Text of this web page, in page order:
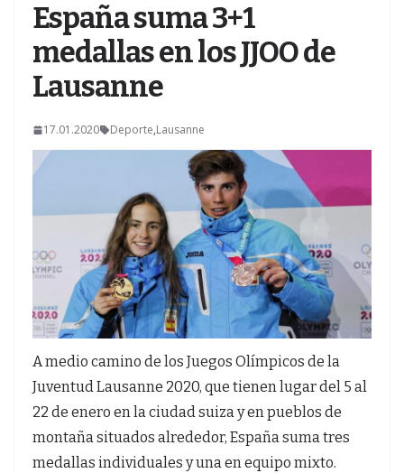
España suma 3+1
medallas en los JJOO de
Lausanne
17.01.2020 Deporte,Lausanne
A medio camino de los Juegos Olímpicos de la
Juventud Lausanne 2020, que tienen lugar del 5 al
22 de enero en la ciudad suiza y en pueblos de
montaña situados alrededor, España suma tres
medallas individuales y una en equipo mixto.